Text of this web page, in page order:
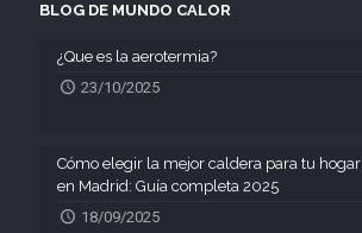
BLOG DE MUNDO CALOR
¿Que es la aerotermia?
23/10/2025
Cómo elegir la mejor caldera para tu hogar
en Madrid: Guía completa 2025
18/09/2025